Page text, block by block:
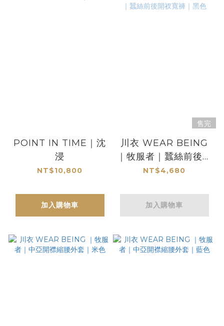
POINT IN TIME｜沈
浸
NT$10,800
加入購物車
售完
川衣 WEAR BEING
｜牧服者｜蠶絲前後開
衩寬褲｜黑色
NT$4,680
加入購物車